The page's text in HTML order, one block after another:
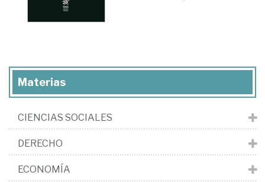
Materias
CIENCIAS SOCIALES
DERECHO
ECONOMÍA